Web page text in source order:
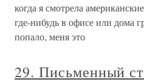
когда я смотрела
где-нибудь в офисе или дома
попало, меня это
29. Письменный